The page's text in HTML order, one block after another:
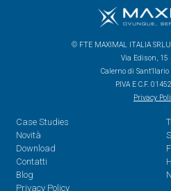
© FTE MAXIMAL ITALIA
Via Edison, 15
Calerno di Sant’Ilario
P.IVA E C.F.
Privacy
Case Studies
Novità
Download
Contatti
Blog
Privacy Policy